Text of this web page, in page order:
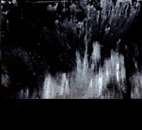
02:06
02:23
02:37